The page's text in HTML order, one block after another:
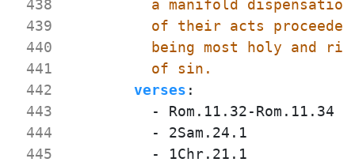
438
439
440
441
442
443
444
445
          of sin.
verses :
- Rom.11.32-Rom.11.34
- 2Sam.24.1
- 1Chr.21.1